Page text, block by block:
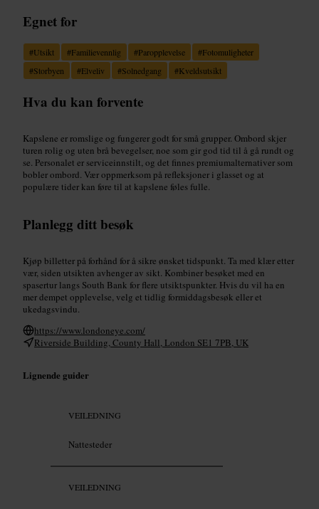
Egnet for
#Utsikt #Familievennlig #Paropplevelse #Fotomuligheter
#Storbyen #Elveliv #Solnedgang #Kveldsutsikt
Hva du kan forvente
Kapslene er romslige og fungerer godt for små grupper. Ombord skjer
turen rolig og uten brå bevegelser, noe som gir god tid til å gå rundt og
se. Personalet er serviceinnstilt, og det finnes premiumalternativer som
bobler ombord. Vær oppmerksom på refleksjoner i glasset og at
populære tider kan føre til at kapslene føles fulle.
Planlegg ditt besøk
Kjøp billetter på forhånd for å sikre ønsket tidspunkt. Ta med klær etter
vær, siden utsikten avhenger av sikt. Kombiner besøket med en
spasertur langs South Bank for flere utsiktspunkter. Hvis du vil ha en
mer dempet opplevelse, velg et tidlig formiddagsbesøk eller et
ukedagsvindu.
https://www.londoneye.com/
Riverside Building, County Hall, London SE1 7PB, UK
Lignende guider
VEILEDNING
Nattesteder
VEILEDNING